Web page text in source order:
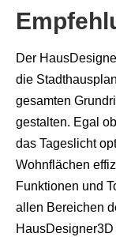
Der
die
gesamten
gestalten. Egal
das Tageslicht
Wohnflächen
Funktionen und
allen Bereichen